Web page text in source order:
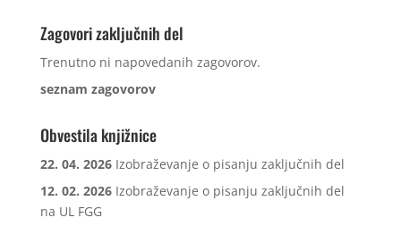
Zagovori zaključnih del
Trenutno ni napovedanih zagovorov.
seznam zagovorov
Obvestila knjižnice
22. 04. 2026 Izobraževanje o pisanju zaključnih del
12. 02. 2026 Izobraževanje o pisanju zaključnih del
na UL FGG